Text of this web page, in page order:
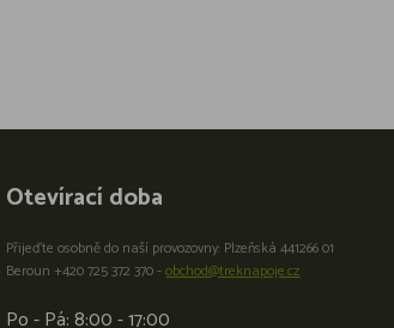
Otevírací doba
Přijeďte osobně do naší provozovny: Plzeňská 441266 01
Beroun +420 725 372 370 -obchod@treknapoje.cz
Po - Pá: 8:00 - 17:00